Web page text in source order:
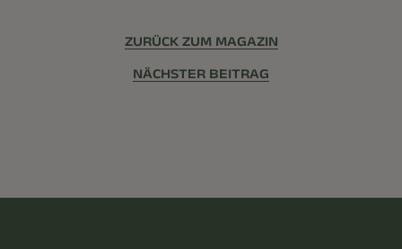
ZURÜCK ZUM MAGAZIN
NÄCHSTER BEITRAG